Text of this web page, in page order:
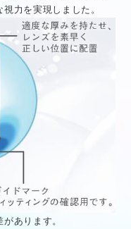
力を実現しました。
あります。